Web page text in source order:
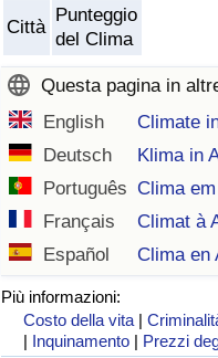
Città
Punteggio
del Clima
Questa pagina in
English
Climate
Deutsch
Klima in
Português Clima
Français
Climat à
Español
Clima en
Più informazioni:
Costo della vita |
| Inquinamento | Prezzi
Indice del Costo della
ad Aqaba
Indice del Prezzo delle
Indice della qualità
Criminalità
Indice del Tasso di
Indice della Criminalità
Indice di criminalità per
Assistenza Sanitaria